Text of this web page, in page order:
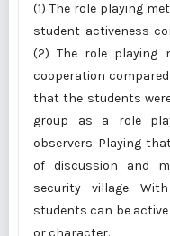
(1) The role playing
student activeness
(2) The role playing
cooperation
that the students
group as a role
observers. Playing
of discussion and
security village.
students can be
or character.